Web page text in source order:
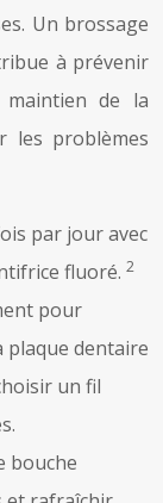
Un brossage
à prévenir
de la
les problèmes
par jour avec
fluoré. 2
pour
plaque dentaire
un fil
bouche